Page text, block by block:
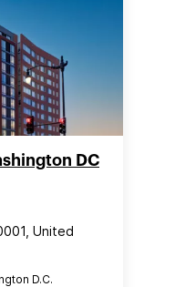
DC
United
D.C.